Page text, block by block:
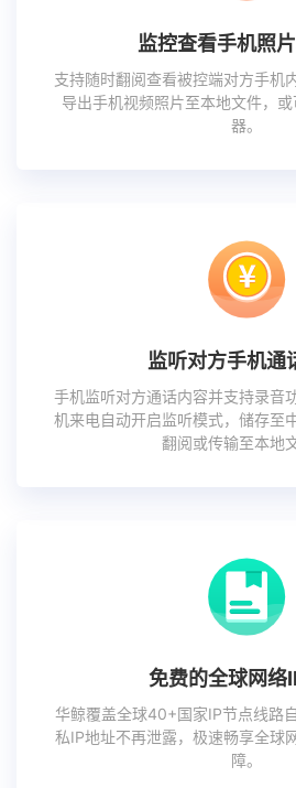
监控查看手机照
支持随时翻阅查看被控端对方手机
导出手机视频照片至本地文件，
器。
监听对方手机通
手机监听对方通话内容并支持录音
机来电自动开启监听模式，储存至
翻阅或传输至本地
免费的全球网络
华鲸覆盖全球40+国家IP节点线路
私IP地址不再泄露，极速畅享全球
障。